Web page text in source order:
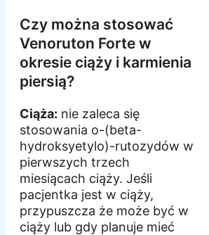
Czy można stosować
Venoruton Forte w
okresie ciąży i karmienia
piersią?
Ciąża: nie zaleca się
stosowania o-(beta-
hydroksyetylo)-rutozydów w
pierwszych trzech
miesiącach ciąży. Jeśli
pacjentka jest w ciąży,
przypuszcza że może być w
ciąży lub gdy planuje mieć